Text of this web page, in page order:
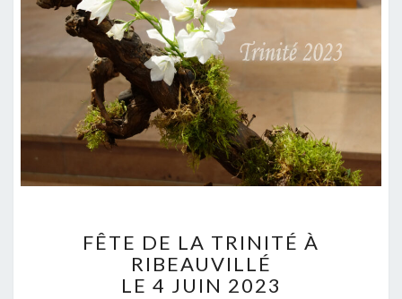
DE
LA
TRINITÉ
FÊTE DE LA TRINITÉ À
RIBEAUVILLÉ
LE 4 JUIN 2023